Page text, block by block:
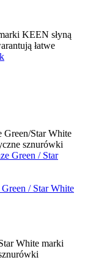
KEEN słyną
łatwe
Star White
sznurówki
/ Star White
White marki